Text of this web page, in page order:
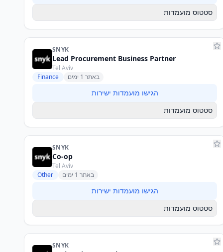
סטטוס מועמדות
SNYK
Lead Procurement Business Partner
Tel Aviv
Finance
באתר 1 ימים
הגישו מועמדות ישירות
סטטוס מועמדות
SNYK
Co-op
Tel Aviv
Other
באתר 1 ימים
הגישו מועמדות ישירות
סטטוס מועמדות
SNYK